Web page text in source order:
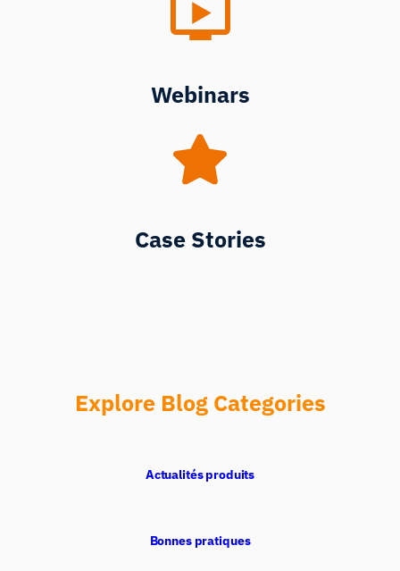
Webinars
Case Stories
Explore Blog Categories
Actualités produits
Bonnes pratiques